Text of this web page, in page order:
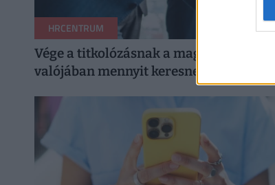
HRCENTRUM
Vége a titkolózásnak a magyar
valójában mennyit keresnek a többiek